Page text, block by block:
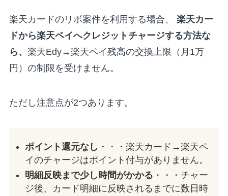
楽天カードのリボ案件を利用する場合、 楽天カー
ドから楽天ペイへクレジットチャージする方法な
ら、 楽天Edy→楽天ペイ残高の交換上限（月1万
円）の制限を受けません。
ただし注意点が2つあります。
ポイント還元なし ・・・楽天カード→楽天ペ
イのチャージはポイント付与がありません。
明細反映まで少し時間がかかる ・・・チャー
ジ後、カード明細に反映されるまでに数日時